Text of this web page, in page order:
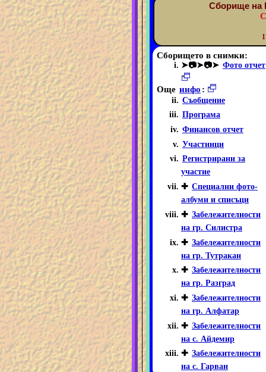
Сборище на
Сборището в снимки:
➤📷➤📷➤ Фото отчет
Още инфо :
Съобщение
Програма
Финансов отчет
Участници
Регистрирани за
участие
✚ Специални фото-
албуми и списъци
✚ Забележителности
на гр. Силистра
✚ Забележителности
на гр. Тутракан
✚ Забележителности
на гр. Разград
✚ Забележителности
на гр. Алфатар
✚ Забележителности
на с. Айдемир
✚ Забележителности
на с. Гарван